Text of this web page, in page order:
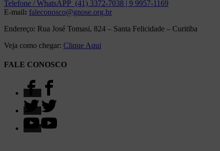
Telefone / WhatsAPP (41) 3372-7038 | 9 9957-1169
E-mail: faleconosco@gnose.org.br
Endereço: Rua José Tomasi, 824 – Santa Felicidade – Curitiba
Veja como chegar: Clique Aqui
FALE CONOSCO